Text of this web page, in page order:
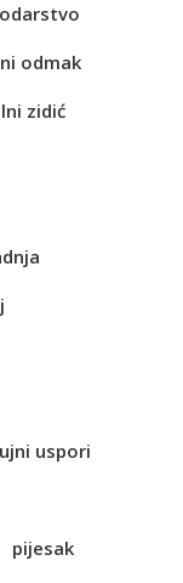
odmak
zidić
uspori
pijesak